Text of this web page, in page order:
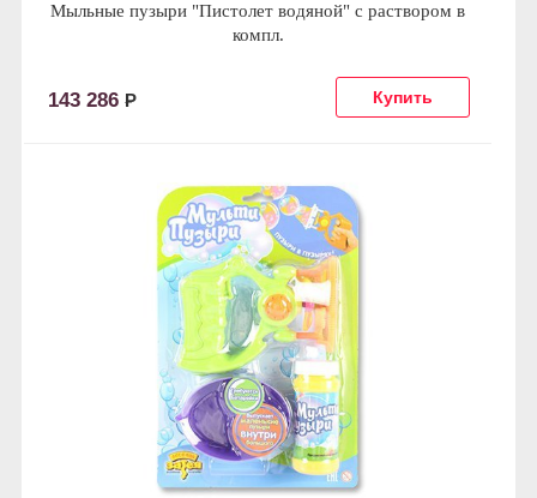
Мыльные пузыри "Пистолет водяной" с раствором в
компл.
143 286 Р